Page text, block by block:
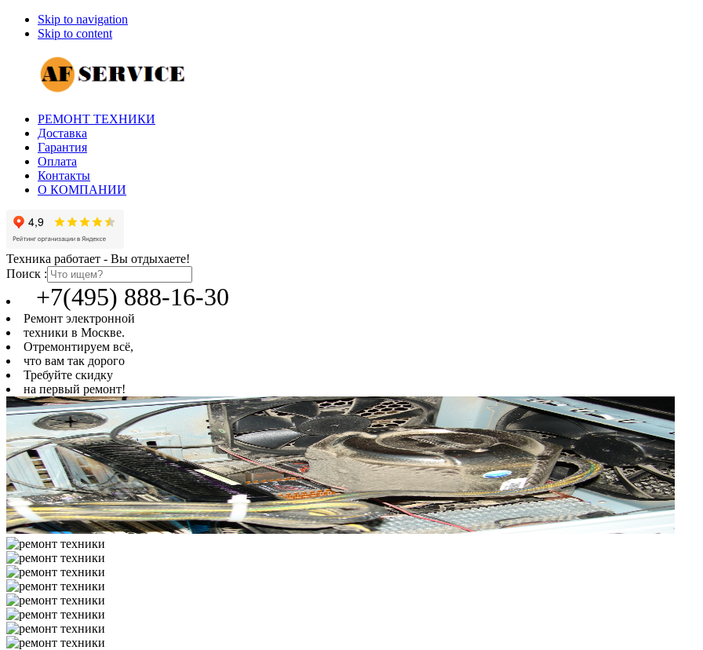
Skip to navigation
Skip to content
РЕМОНТ ТЕХНИКИ
Доставка
Гарантия
Оплата
Контакты
О КОМПАНИИ
Техника работает - Вы отдыхаете!
Поиск :
+7(495) 888-16-30
Ремонт электронной
техники в Москве.
Отремонтируем всё,
что вам так дорого
Требуйте скидку
на первый ремонт!